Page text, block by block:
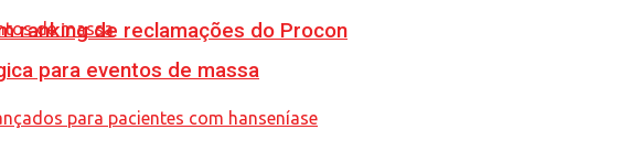
ranking de reclamações do Procon
para eventos de massa